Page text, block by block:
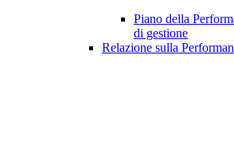
Piano della
di gestione
Relazione sulla